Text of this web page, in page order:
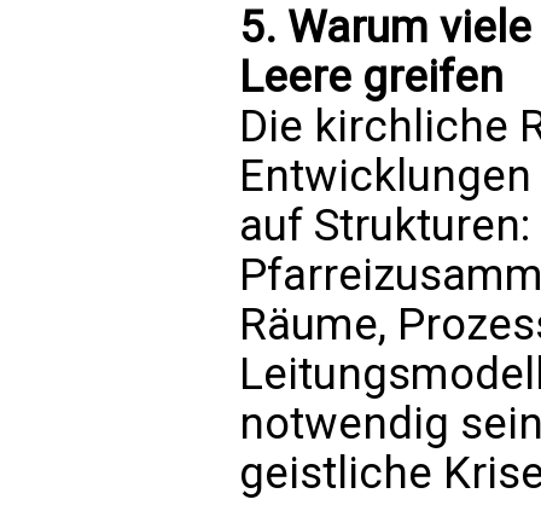
5. Warum
Leere greifen
Die kirchliche
auf Strukturen:
Räume,
notwendig
geistliche